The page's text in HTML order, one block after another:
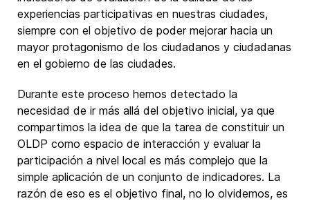
experiencias participativas en nuestras ciudades,
siempre con el objetivo de poder mejorar hacia un
mayor protagonismo de los ciudadanos y ciudadanas
en el gobierno de las ciudades.
Durante este proceso hemos detectado la
necesidad de ir más allá del objetivo inicial, ya que
compartimos la idea de que la tarea de constituir un
OLDP como espacio de interacción y evaluar la
participación a nivel local es más complejo que la
simple aplicación de un conjunto de indicadores. La
razón de eso es el objetivo final, no lo olvidemos, es